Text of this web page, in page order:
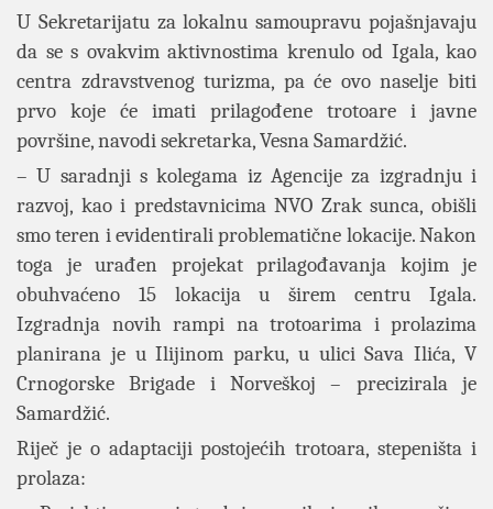
U Sekretarijatu za lokalnu samoupravu pojašnjavaju
da se s ovakvim aktivnostima krenulo od Igala, kao
centra zdravstvenog turizma, pa će ovo naselje biti
prvo koje će imati prilagođene trotoare i javne
površine, navodi sekretarka, Vesna Samardžić.
– U saradnji s kolegama iz Agencije za izgradnju i
razvoj, kao i predstavnicima NVO Zrak sunca, obišli
smo teren i evidentirali problematične lokacije. Nakon
toga je urađen projekat prilagođavanja kojim je
obuhvaćeno 15 lokacija u širem centru Igala.
Izgradnja novih rampi na trotoarima i prolazima
planirana je u Ilijinom parku, u ulici Sava Ilića, V
Crnogorske Brigade i Norveškoj – precizirala je
Samardžić.
Riječ je o adaptaciji postojećih trotoara, stepeništa i
prolaza: